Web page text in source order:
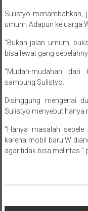
Sulistyo menambahkan,
umum. Adapun keluarga
“Bukan jalan umum,
bisa lewat gang
“Mudah-mudahan dari
sambung Sulistyo.
Disinggung mengenai
Sulistyo menyebut hanya
“Hanya masalah
karena mobil baru W
agar tidak bisa melintas ”